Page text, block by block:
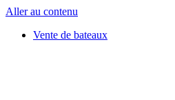
Aller au contenu
Vente de bateaux